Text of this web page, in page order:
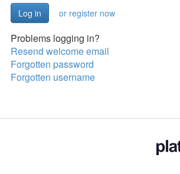
or register now
Problems logging in?
Resend welcome email
Forgotten password
Forgotten username